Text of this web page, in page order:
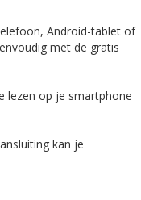
Android-tablet of
met de gratis
lezen op je smartphone
kan je